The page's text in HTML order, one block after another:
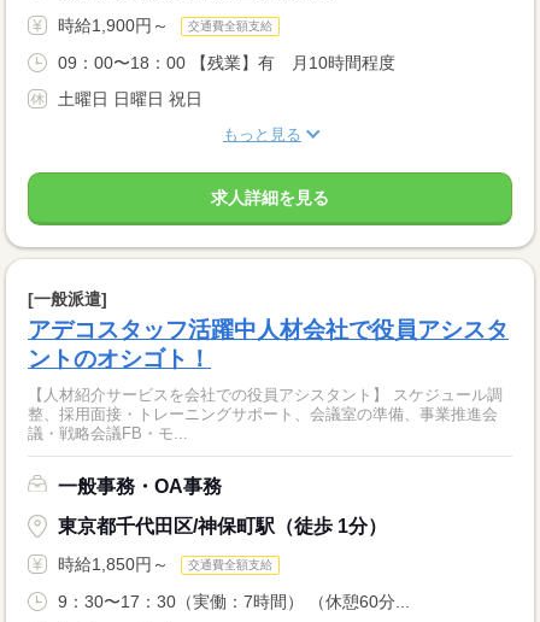
時給1,900円～ 交通費全額支給
09：00〜18：00 【残業】有 月10時間程度
土曜日 日曜日 祝日
もっと見る
求人詳細を見る
[一般派遣]
アデコスタッフ活躍中人材会社で役員アシスタ
ントのオシゴト！
【人材紹介サービスを会社での役員アシスタント】 スケジュール調
整、採用面接・トレーニングサポート、会議室の準備、事業推進会
議・戦略会議FB・モ...
一般事務・OA事務
東京都千代田区/神保町駅（徒歩 1分）
時給1,850円～ 交通費全額支給
9：30〜17：30（実働：7時間） （休憩60分...